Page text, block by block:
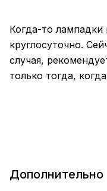
Когда-то лампадки
круглосуточно.
случая,
только тогда,
Дополнительно